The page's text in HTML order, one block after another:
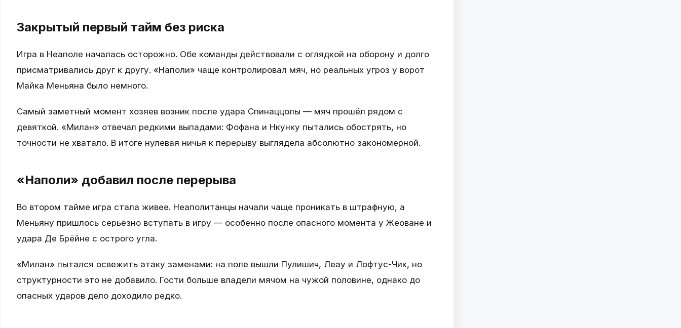
Закрытый первый тайм без риска
Игра в Неаполе началась осторожно. Обе команды действовали с оглядкой на оборону и долго
присматривались друг к другу. «Наполи» чаще контролировал мяч, но реальных угроз у ворот
Майка Меньяна было немного.
Самый заметный момент хозяев возник после удара Спинаццолы — мяч прошёл рядом с
девяткой. «Милан» отвечал редкими выпадами: Фофана и Нкунку пытались обострять, но
точности не хватало. В итоге нулевая ничья к перерыву выглядела абсолютно закономерной.
«Наполи» добавил после перерыва
Во втором тайме игра стала живее. Неаполитанцы начали чаще проникать в штрафную, а
Меньяну пришлось серьёзно вступать в игру — особенно после опасного момента у Жеоване и
удара Де Брёйне с острого угла.
«Милан» пытался освежить атаку заменами: на поле вышли Пулишич, Леау и Лофтус-Чик, но
структурности это не добавило. Гости больше владели мячом на чужой половине, однако до
опасных ударов дело доходило редко.